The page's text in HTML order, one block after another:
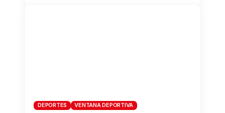
DEPORTES VENTANA DEPORTIVA